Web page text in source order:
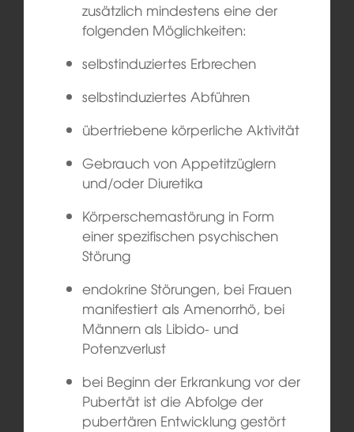
zusätzlich mindestens eine der
folgenden Möglichkeiten:
selbstinduziertes Erbrechen
selbstinduziertes Abführen
übertriebene körperliche Aktivität
Gebrauch von Appetitzüglern
und/oder Diuretika
Körperschemastörung in Form
einer spezifischen psychischen
Störung
endokrine Störungen, bei Frauen
manifestiert als Amenorrhö, bei
Männern als Libido- und
Potenzverlust
bei Beginn der Erkrankung vor der
Pubertät ist die Abfolge der
pubertären Entwicklung gestört